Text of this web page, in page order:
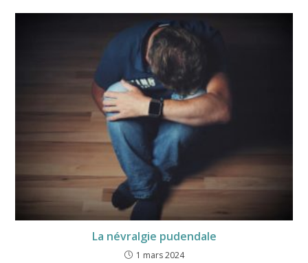
La névralgie pudendale
1 mars 2024